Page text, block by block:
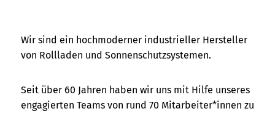
Wir sind ein hochmoderner industrieller Hersteller
von Rollladen und Sonnenschutzsystemen.
Seit über 60 Jahren haben wir uns mit Hilfe unseres
engagierten Teams von rund 70 Mitarbeiter*innen zu